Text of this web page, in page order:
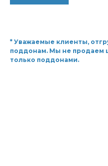
* Уважаемые клиенты,
поддонам. Мы не продаем
только поддонами.